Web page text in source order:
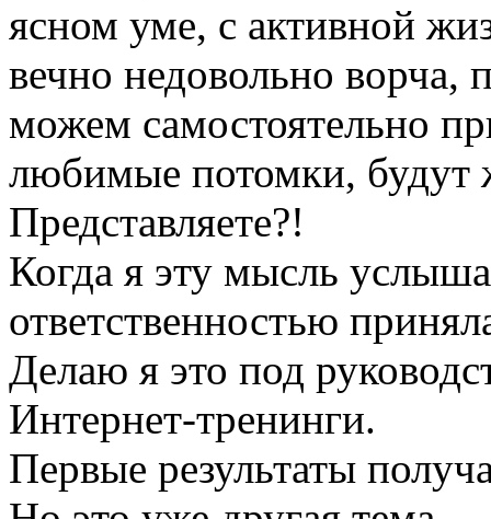
ясном уме, с активной
вечно недовольно
можем самостоятельно
любимые потомки, будут
Представляете?!
Когда я эту мысль
ответственностью
Делаю я это под
Интернет-тренинги.
Первые результаты